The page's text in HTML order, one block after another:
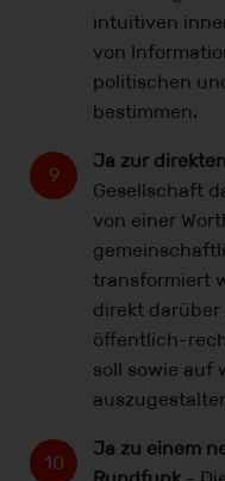
intuitiven
von
politischen
bestimmen.
Ja zur
Gesellschaft
von einer
transformiert
direkt
öffentlich-
soll sowie auf
Ja zu einem